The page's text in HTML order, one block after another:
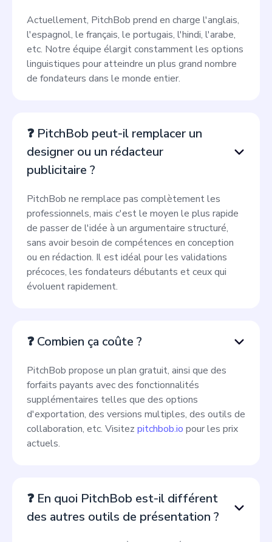
Actuellement, PitchBob prend en charge l'anglais,
l'espagnol, le français, le portugais, l'hindi, l'arabe,
etc. Notre équipe élargit constamment les options
linguistiques pour atteindre un plus grand nombre
de fondateurs dans le monde entier.
❓ PitchBob peut-il remplacer un
designer ou un rédacteur
publicitaire ?
PitchBob ne remplace pas complètement les
professionnels, mais c'est le moyen le plus rapide
de passer de l'idée à un argumentaire structuré,
sans avoir besoin de compétences en conception
ou en rédaction. Il est idéal pour les validations
précoces, les fondateurs débutants et ceux qui
évoluent rapidement.
❓ Combien ça coûte ?
PitchBob propose un plan gratuit, ainsi que des
forfaits payants avec des fonctionnalités
supplémentaires telles que des options
d'exportation, des versions multiples, des outils de
collaboration, etc. Visitez pitchbob.io pour les prix
actuels.
❓ En quoi PitchBob est-il différent
des autres outils de présentation ?